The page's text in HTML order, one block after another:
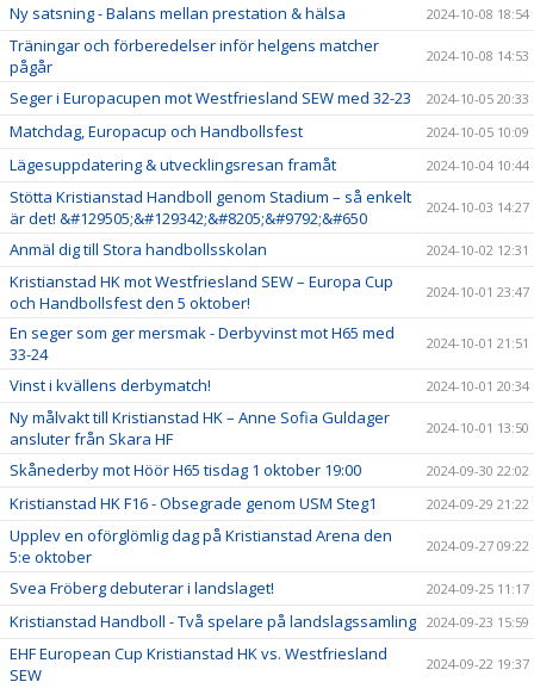
Ny satsning - Balans mellan prestation & hälsa 2024-10-08 18:54
Träningar och förberedelser inför helgens matcher
pågår
2024-10-08 14:53
Seger i Europacupen mot Westfriesland SEW med 32-23 2024-10-05 20:33
Matchdag, Europacup och Handbollsfest 2024-10-05 10:09
Lägesuppdatering & utvecklingsresan framåt 2024-10-04 10:44
Stötta Kristianstad Handboll genom Stadium – så enkelt
är det! &#129505;&#129342;&#8205;&#9792;&#650
2024-10-03 14:27
Anmäl dig till Stora handbollsskolan 2024-10-02 12:31
Kristianstad HK mot Westfriesland SEW – Europa Cup
och Handbollsfest den 5 oktober!
2024-10-01 23:47
En seger som ger mersmak - Derbyvinst mot H65 med
33-24
2024-10-01 21:51
Vinst i kvällens derbymatch! 2024-10-01 20:34
Ny målvakt till Kristianstad HK – Anne Sofia Guldager
ansluter från Skara HF
2024-10-01 13:50
Skånederby mot Höör H65 tisdag 1 oktober 19:00 2024-09-30 22:02
Kristianstad HK F16 - Obsegrade genom USM Steg1 2024-09-29 21:22
Upplev en oförglömlig dag på Kristianstad Arena den
5:e oktober
2024-09-27 09:22
Svea Fröberg debuterar i landslaget! 2024-09-25 11:17
Kristianstad Handboll - Två spelare på landslagssamling 2024-09-23 15:59
EHF European Cup Kristianstad HK vs. Westfriesland
SEW
2024-09-22 19:37